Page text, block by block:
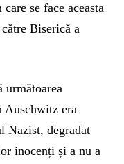
se face aceasta
Biserică a
următoarea
Auschwitz era
Nazist, degradat
inocenți și a nu a